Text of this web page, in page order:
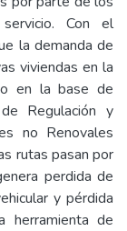
Con el
la demanda de
viviendas en la
en la base de
Regulación y
no Renovales
rutas pasan por
perdida de
y pérdida
herramienta de